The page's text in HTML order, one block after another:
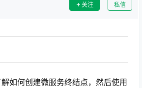
关注 私信
如何创建微服务终结点，然后使用